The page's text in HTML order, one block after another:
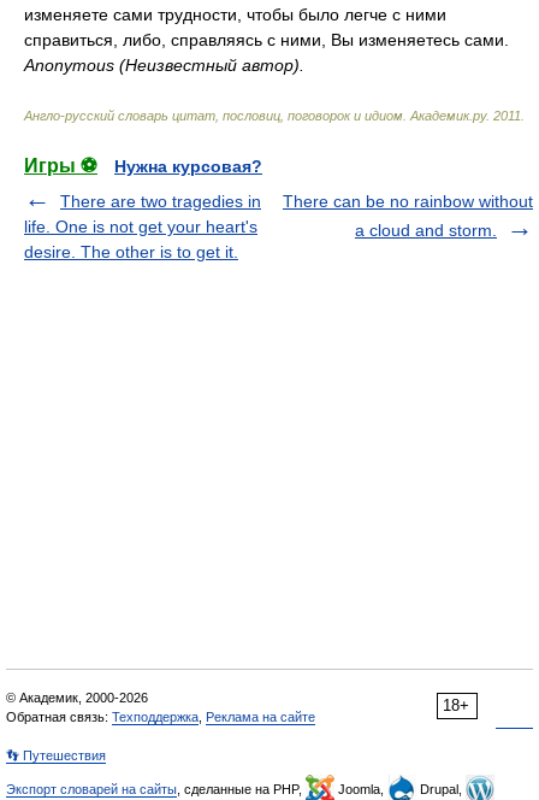
изменяете сами трудности, чтобы было легче с ними
справиться, либо, справляясь с ними, Вы изменяетесь сами.
Anonymous (Неизвестный автор).
Англо-русский словарь цитат, пословиц, поговорок и идиом Академик.ру. 2011
Игры ⚽
Нужна курсовая?
There are two tragedies in
life. One is not get your heart's
desire. The other is to get it.
There can be no rainbow without
a cloud and storm.
18+
© Академик, 2000-2026
Обратная связь: Техподдержка Реклама на сайте
👣 Путешествия
Экспорт словарей на сайты , сделанные на PHP, Joomla,
Drupal,